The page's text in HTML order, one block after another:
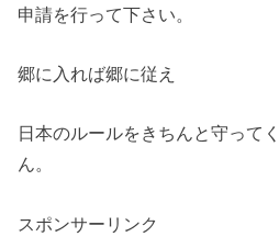
申請を行って下さい。
郷に入れば郷に従え
日本のルールをきちんと守って
ん。
スポンサーリンク